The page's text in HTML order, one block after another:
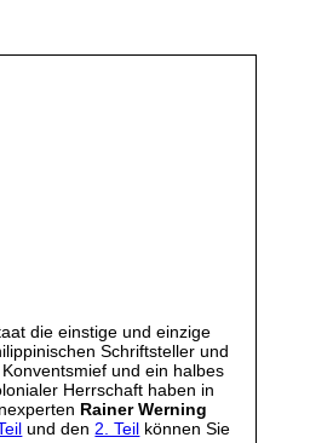
die einstige und einzige
Schriftsteller und
und ein halbes
Herrschaft haben in
Rainer Werning
und den 2. Teil können Sie